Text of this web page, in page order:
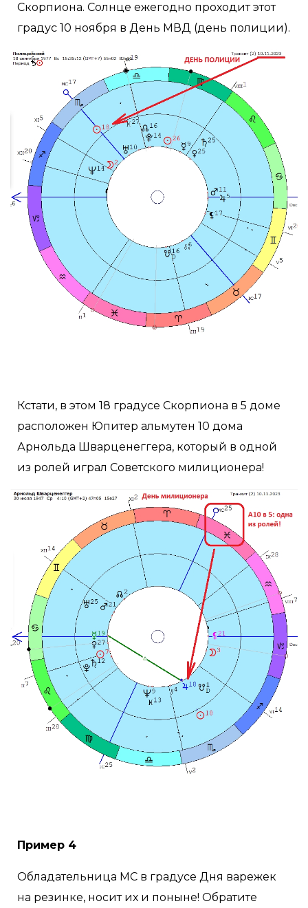
Скорпиона. Солнце ежегодно проходит этот
градус 10 ноября в День МВД (день полиции).
Кстати, в этом 18 градусе Скорпиона в 5 доме
расположен Юпитер альмутен 10 дома
Арнольда Шварценеггера, который в одной
из ролей играл Советского милиционера!
Пример 4
Обладательница МС в градусе Дня варежек
на резинке, носит их и поныне! Обратите